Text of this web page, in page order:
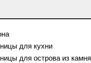
для кухни
для острова из камня